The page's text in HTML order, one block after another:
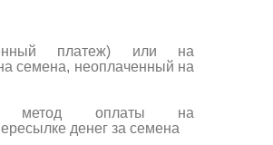
платеж) или на
семена, неоплаченный на
метод оплаты на
денег за семена